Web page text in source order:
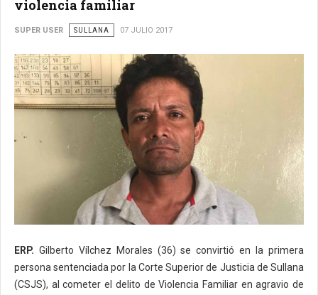
violencia familiar
SUPER USER SULLANA 07 JULIO 2017
ERP. Gilberto Vílchez Morales (36) se convirtió en la primera
persona sentenciada por la Corte Superior de Justicia de Sullana
(CSJS), al cometer el delito de Violencia Familiar en agravio de